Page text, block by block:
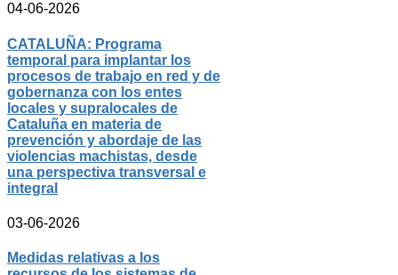
04-06-2026
CATALUÑA: Programa
temporal para implantar los
procesos de trabajo en red y de
gobernanza con los entes
locales y supralocales de
Cataluña en materia de
prevención y abordaje de las
violencias machistas, desde
una perspectiva transversal e
integral
03-06-2026
Medidas relativas a los